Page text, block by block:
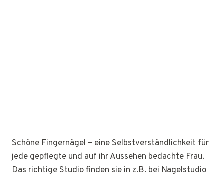
Schöne Fingernägel – eine Selbstverständlichkeit für
jede gepflegte und auf ihr Aussehen bedachte Frau.
Das richtige Studio finden sie in z.B. bei Nagelstudio